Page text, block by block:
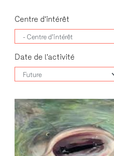
Centre d'intérêt
Date de l'activité